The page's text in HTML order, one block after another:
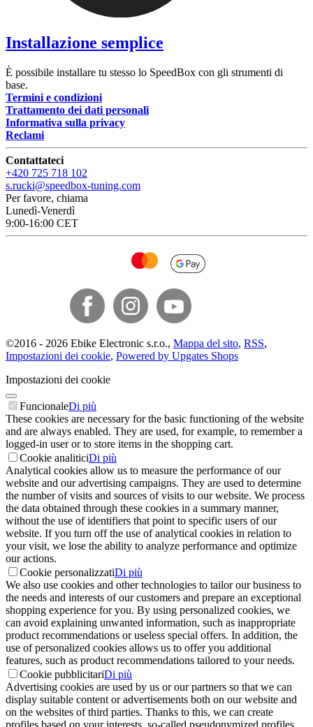
Installazione semplice
È possibile installare tu stesso lo SpeedBox con gli strumenti di
base.
Termini e condizioni
Trattamento dei dati personali
Informativa sulla privacy
Reclami
Contattateci
+420 725 718 102
s.rucki@speedbox-tuning.com
Per favore, chiama
Lunedì-Venerdì
9:00-16:00 CET
©2016 - 2026 Ebike Electronic s.r.o., Mappa del sito, RSS,
Impostazioni dei cookie, Powered by Upgates Shops
Impostazioni dei cookie
FuncionaleDi più
These cookies are necessary for the basic functioning of the website
and are always enabled. They are used, for example, to remember a
logged-in user or to store items in the shopping cart.
Cookie analiticiDi più
Analytical cookies allow us to measure the performance of our
website and our advertising campaigns. They are used to determine
the number of visits and sources of visits to our website. We process
the data obtained through these cookies in a summary manner,
without the use of identifiers that point to specific users of our
website. If you turn off the use of analytical cookies in relation to
your visit, we lose the ability to analyze performance and optimize
our actions.
Cookie personalizzatiDi più
We also use cookies and other technologies to tailor our business to
the needs and interests of our customers and prepare an exceptional
shopping experience for you. By using personalized cookies, we
can avoid explaining unwanted information, such as inappropriate
product recommendations or useless special offers. In addition, the
use of personalized cookies allows us to offer you additional
features, such as product recommendations tailored to your needs.
Cookie pubblicitariDi più
Advertising cookies are used by us or our partners so that we can
display suitable content or advertisements both on our website and
on the websites of third parties. Thanks to this, we can create